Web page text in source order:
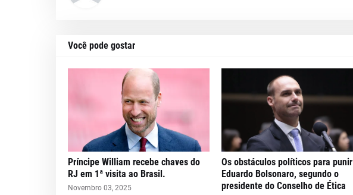
Você pode gostar
Príncipe William recebe chaves do
RJ em 1ª visita ao Brasil.
Novembro 03, 2025
Os obstáculos políticos para punir
Eduardo Bolsonaro, segundo o
presidente do Conselho de Ética